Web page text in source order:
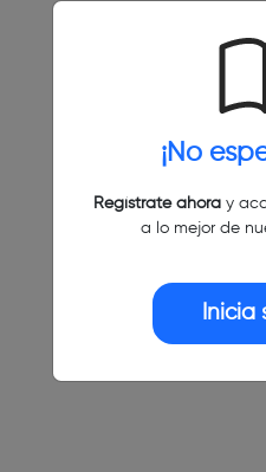
¡No
Regístrate ahoray
a lo mejor de
Inicia